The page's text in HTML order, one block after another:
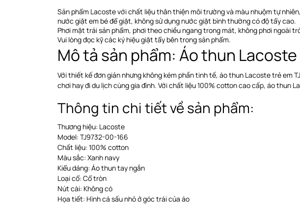
Sản phẩm Lacoste với chất liệu thân thiện môi trường và màu nhuộm tự
nước giặt em bé để giặt, không sử dụng nước giặt bình thường có độ tẩy cao.
Phơi mặt trái sản phẩm, phơi theo chiều ngangtrong mát, không phơi ngoài
Vui lòng đọc kỹ các ký hiệu giặt tẩy bên trong sản phẩm.
Mô tả sản phẩm: Áo thun
Với thiết kế đơn giản nhưng không kém phần tinh tế, áo thun Lacoste trẻ em
chơi hay đi du lịch cùng gia đình. Với chất liệu 100% cotton cao cấp, áo thun
Thông tin chi tiết về sản phẩm:
Thương hiệu: Lacoste
Model: TJ9732-00-166
Chất liệu: 100% cotton
Màu sắc: Xanh navy
Kiểu dáng: Áo thun tay ngắn
Loại cổ: Cổ tròn
Nút cài: Không có
Họa tiết: Hình cá sấu nhỏ ở góc trái của áo